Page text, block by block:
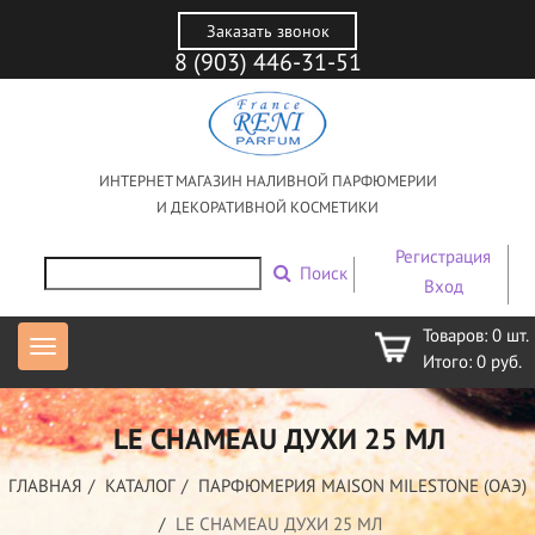
Заказать звонок
8 (903) 446-31-51
ИНТЕРНЕТ МАГАЗИН НАЛИВНОЙ ПАРФЮМЕРИИ
И ДЕКОРАТИВНОЙ КОСМЕТИКИ
Поиск
Регистрация
Вход
Товаров: 0 шт.
Итого: 0 руб.
LE CHAMEAU ДУХИ 25 МЛ
ГЛАВНАЯ КАТАЛОГ
ПАРФЮМЕРИЯ MAISON MILESTONE (ОАЭ)
LE CHAMEAU ДУХИ 25 МЛ